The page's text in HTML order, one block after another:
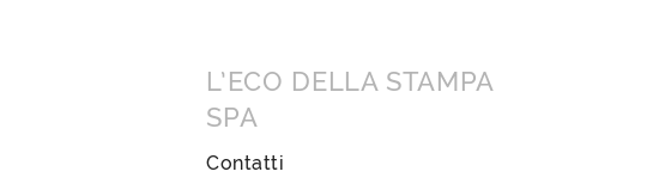
L’ECO DELLA STAMPA
SPA
Contatti